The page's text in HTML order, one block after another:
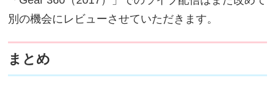
別の機会にレビューさせていただきます。
まとめ